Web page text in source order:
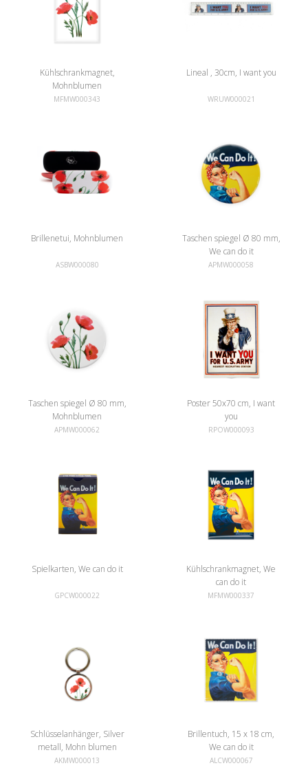
Kühlschrankmagnet,
Mohnblumen
MFMW000343
Lineal , 30cm, I want you
WRUW000021
Brillenetui, Mohnblumen
ASBW000080
Taschen spiegel Ø 80 mm,
We can do it
APMW000058
Taschen spiegel Ø 80 mm,
Mohnblumen
APMW000062
Poster 50x70 cm, I want
you
RPOW000093
Spielkarten, We can do it
GPCW000022
Kühlschrankmagnet, We
can do it
MFMW000337
Schlüsselanhänger, Silver
metall, Mohn blumen
AKMW000013
Brillentuch, 15 x 18 cm,
We can do it
ALCW000067